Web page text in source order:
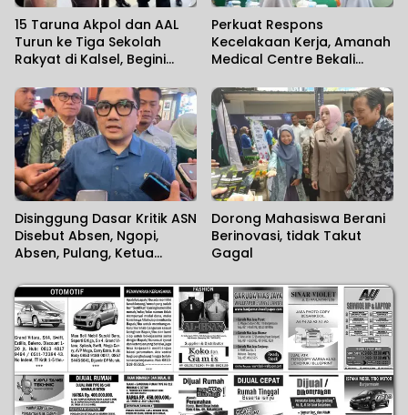
15 Taruna Akpol dan AAL
Turun ke Tiga Sekolah
Rakyat di Kalsel, Begini
Perkuat Respons
Kecelakaan Kerja, Amanah
Medical Centre Bekali
Cedera Sejak Menit
Pertama
Disinggung Dasar Kritik ASN
Disebut Absen, Ngopi,
Absen, Pulang, Ketua
Wartawan Menilai Sendiri
Dorong Mahasiswa Berani
Berinovasi, tidak Takut
Gagal